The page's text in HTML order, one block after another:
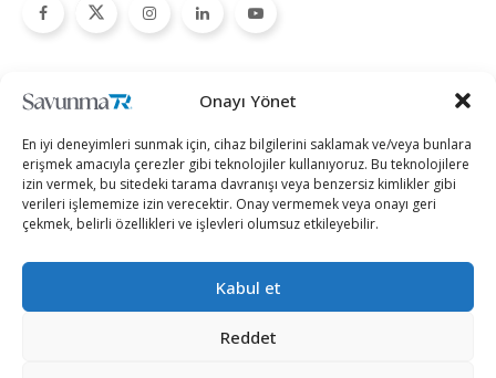
Onayı Yönet
En iyi deneyimleri sunmak için, cihaz bilgilerini saklamak ve/veya bunlara
erişmek amacıyla çerezler gibi teknolojiler kullanıyoruz. Bu teknolojilere
izin vermek, bu sitedeki tarama davranışı veya benzersiz kimlikler gibi
verileri işlememize izin verecektir. Onay vermemek veya onayı geri
çekmek, belirli özellikleri ve işlevleri olumsuz etkileyebilir.
Kabul et
Reddet
Savunma Sanayii
Hava Platformları
Kara Platformları
Deniz Platformları
İnsansız Sistemler
Kategoriler
Siber Güvenlik
Teknoloji
Röportajlar
Politika
Dosya Haber
SavunmaTR
Hakkımızda
Kariyer
Gizlilik Politikası
Künye